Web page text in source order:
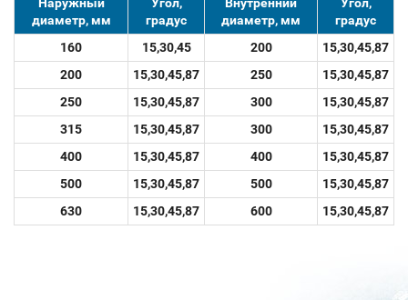
Наружный
диаметр, мм
Угол,
градус
Внутренний
диаметр, мм
Угол,
градус
160
15,30,45 200
15,30,45,87
200
15,30,45,87 250
15,30,45,87
250
15,30,45,87 300
15,30,45,87
315
15,30,45,87 300
15,30,45,87
400
15,30,45,87 400
15,30,45,87
500
15,30,45,87 500
15,30,45,87
630
15,30,45,87 600 15,30,45,87